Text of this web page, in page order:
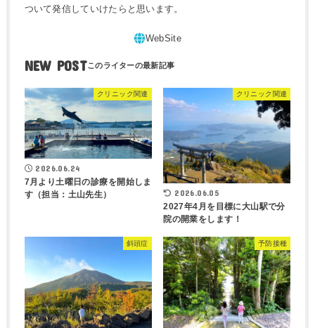
ついて発信していけたらと思います。
NEW POST
クリニック関連
2026.06.24
7月より土曜日の診療を開始しま
す（担当：土山先生）
クリニック関連
2026.06.05
2027年4月を目標に大山駅で分
院の開業をします！
斜頭症 予防接種